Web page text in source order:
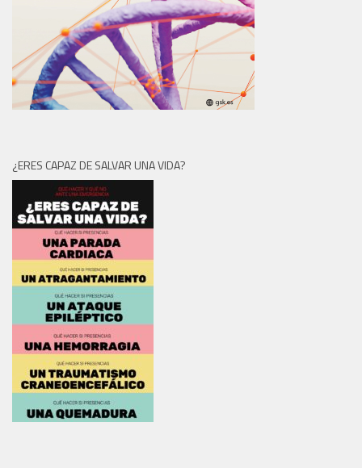
¿ERES CAPAZ DE SALVAR UNA VIDA?